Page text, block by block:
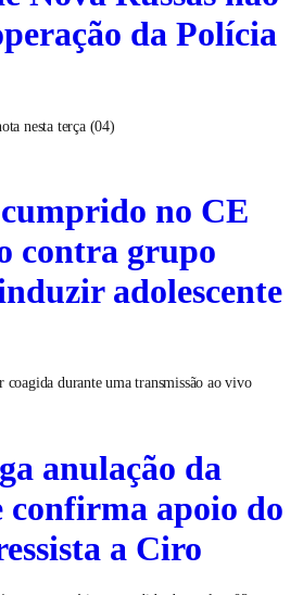
da Polícia
nesta terça (04)
no CE
contra grupo
adolescente
coagida durante uma transmissão ao vivo
anulação da
confirma apoio do
a Ciro